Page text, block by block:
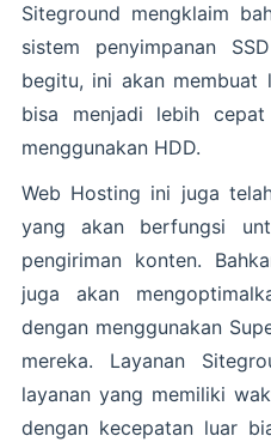
Siteground mengklaim
sistem penyimpanan
begitu, ini akan
bisa menjadi lebih
menggunakan HDD.
Web Hosting ini juga
yang akan berfungsi
pengiriman konten.
juga akan
dengan menggunakan
mereka. Layanan
layanan yang memiliki
dengan kecepatan luar